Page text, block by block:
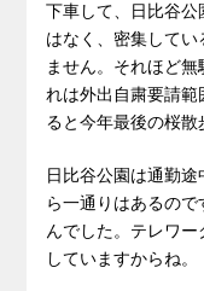
下車して、日比谷
はなく、密集してい
ません。それほど
れは外出自粛要請
ると今年最後の桜散
日比谷公園は通勤
ら一通りはあるの
んでした。テレワ
していますからね。